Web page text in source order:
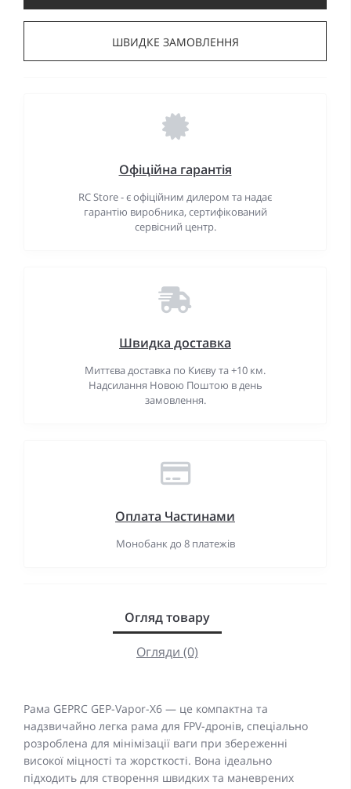
ШВИДКЕ ЗАМОВЛЕННЯ
Офіційна гарантія
RC Store - є офіційним дилером та надає
гарантію виробника, сертифікований
сервісний центр.
Швидка доставка
Миттєва доставка по Києву та +10 км.
Надсилання Новою Поштою в день
замовлення.
Оплата Частинами
Монобанк до 8 платежів
Огляд товару
Огляди (0)
Рама GEPRC GEP-Vapor-X6 — це компактна та
надзвичайно легка рама для FPV-дронів, спеціально
розроблена для мінімізації ваги при збереженні
високої міцності та жорсткості. Вона ідеально
підходить для створення швидких та маневрених